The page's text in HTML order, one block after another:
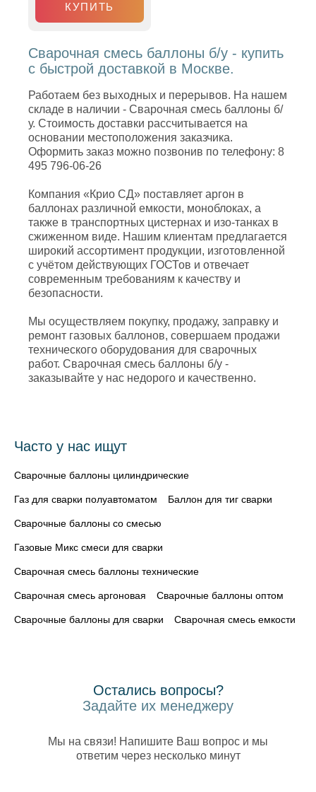
КУПИТЬ
Сварочная смесь баллоны б/у - купить
с быстрой доставкой в Москве.
Работаем без выходных и перерывов. На нашем
складе в наличии - Сварочная смесь баллоны б/
у. Стоимость доставки рассчитывается на
основании местоположения заказчика.
Оформить заказ можно позвонив по телефону: 8
495 796-06-26
Компания «Крио СД» поставляет аргон в
баллонах различной емкости, моноблоках, а
также в транспортных цистернах и изо-танках в
сжиженном виде. Нашим клиентам предлагается
широкий ассортимент продукции, изготовленной
с учётом действующих ГОСТов и отвечает
современным требованиям к качеству и
безопасности.
Мы осуществляем покупку, продажу, заправку и
ремонт газовых баллонов, совершаем продажи
технического оборудования для сварочных
работ. Сварочная смесь баллоны б/у -
заказывайте у нас недорого и качественно.
Часто у нас ищут
Сварочные баллоны цилиндрические
Газ для сварки полуавтоматом Баллон для тиг сварки
Сварочные баллоны со смесью
Газовые Микс смеси для сварки
Сварочная смесь баллоны технические
Сварочная смесь аргоновая Сварочные баллоны оптом
Сварочные баллоны для сварки Сварочная смесь емкости
Остались вопросы?
Задайте их менеджеру
Мы на связи! Напишите Ваш вопрос и мы
ответим через несколько минут